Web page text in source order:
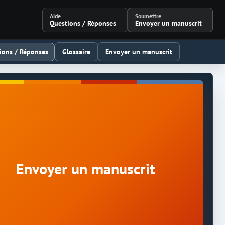
Aide
Questions / Réponses
Soumettre
Envoyer un manuscrit
/ Réponses Glossaire Envoyer un manuscrit
Envoyer un manuscrit